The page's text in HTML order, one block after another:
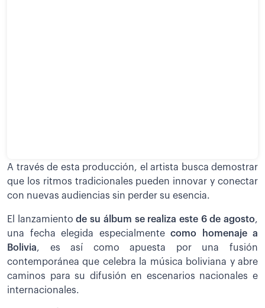
A través de esta producción, el artista busca demostrar
que los ritmos tradicionales pueden innovar y conectar
con nuevas audiencias sin perder su esencia.
El lanzamientode su álbum se realiza este 6 de agosto,
una fecha elegida especialmente como homenaje a
Bolivia, es así como apuesta por una fusión
contemporánea que celebra la música boliviana y abre
caminos para su difusión en escenarios nacionales e
internacionales.